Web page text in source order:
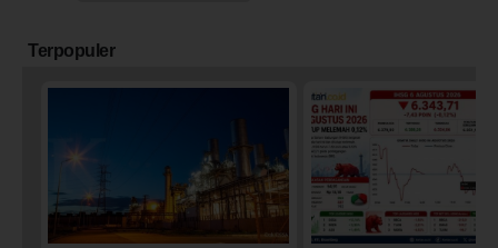
Terpopuler